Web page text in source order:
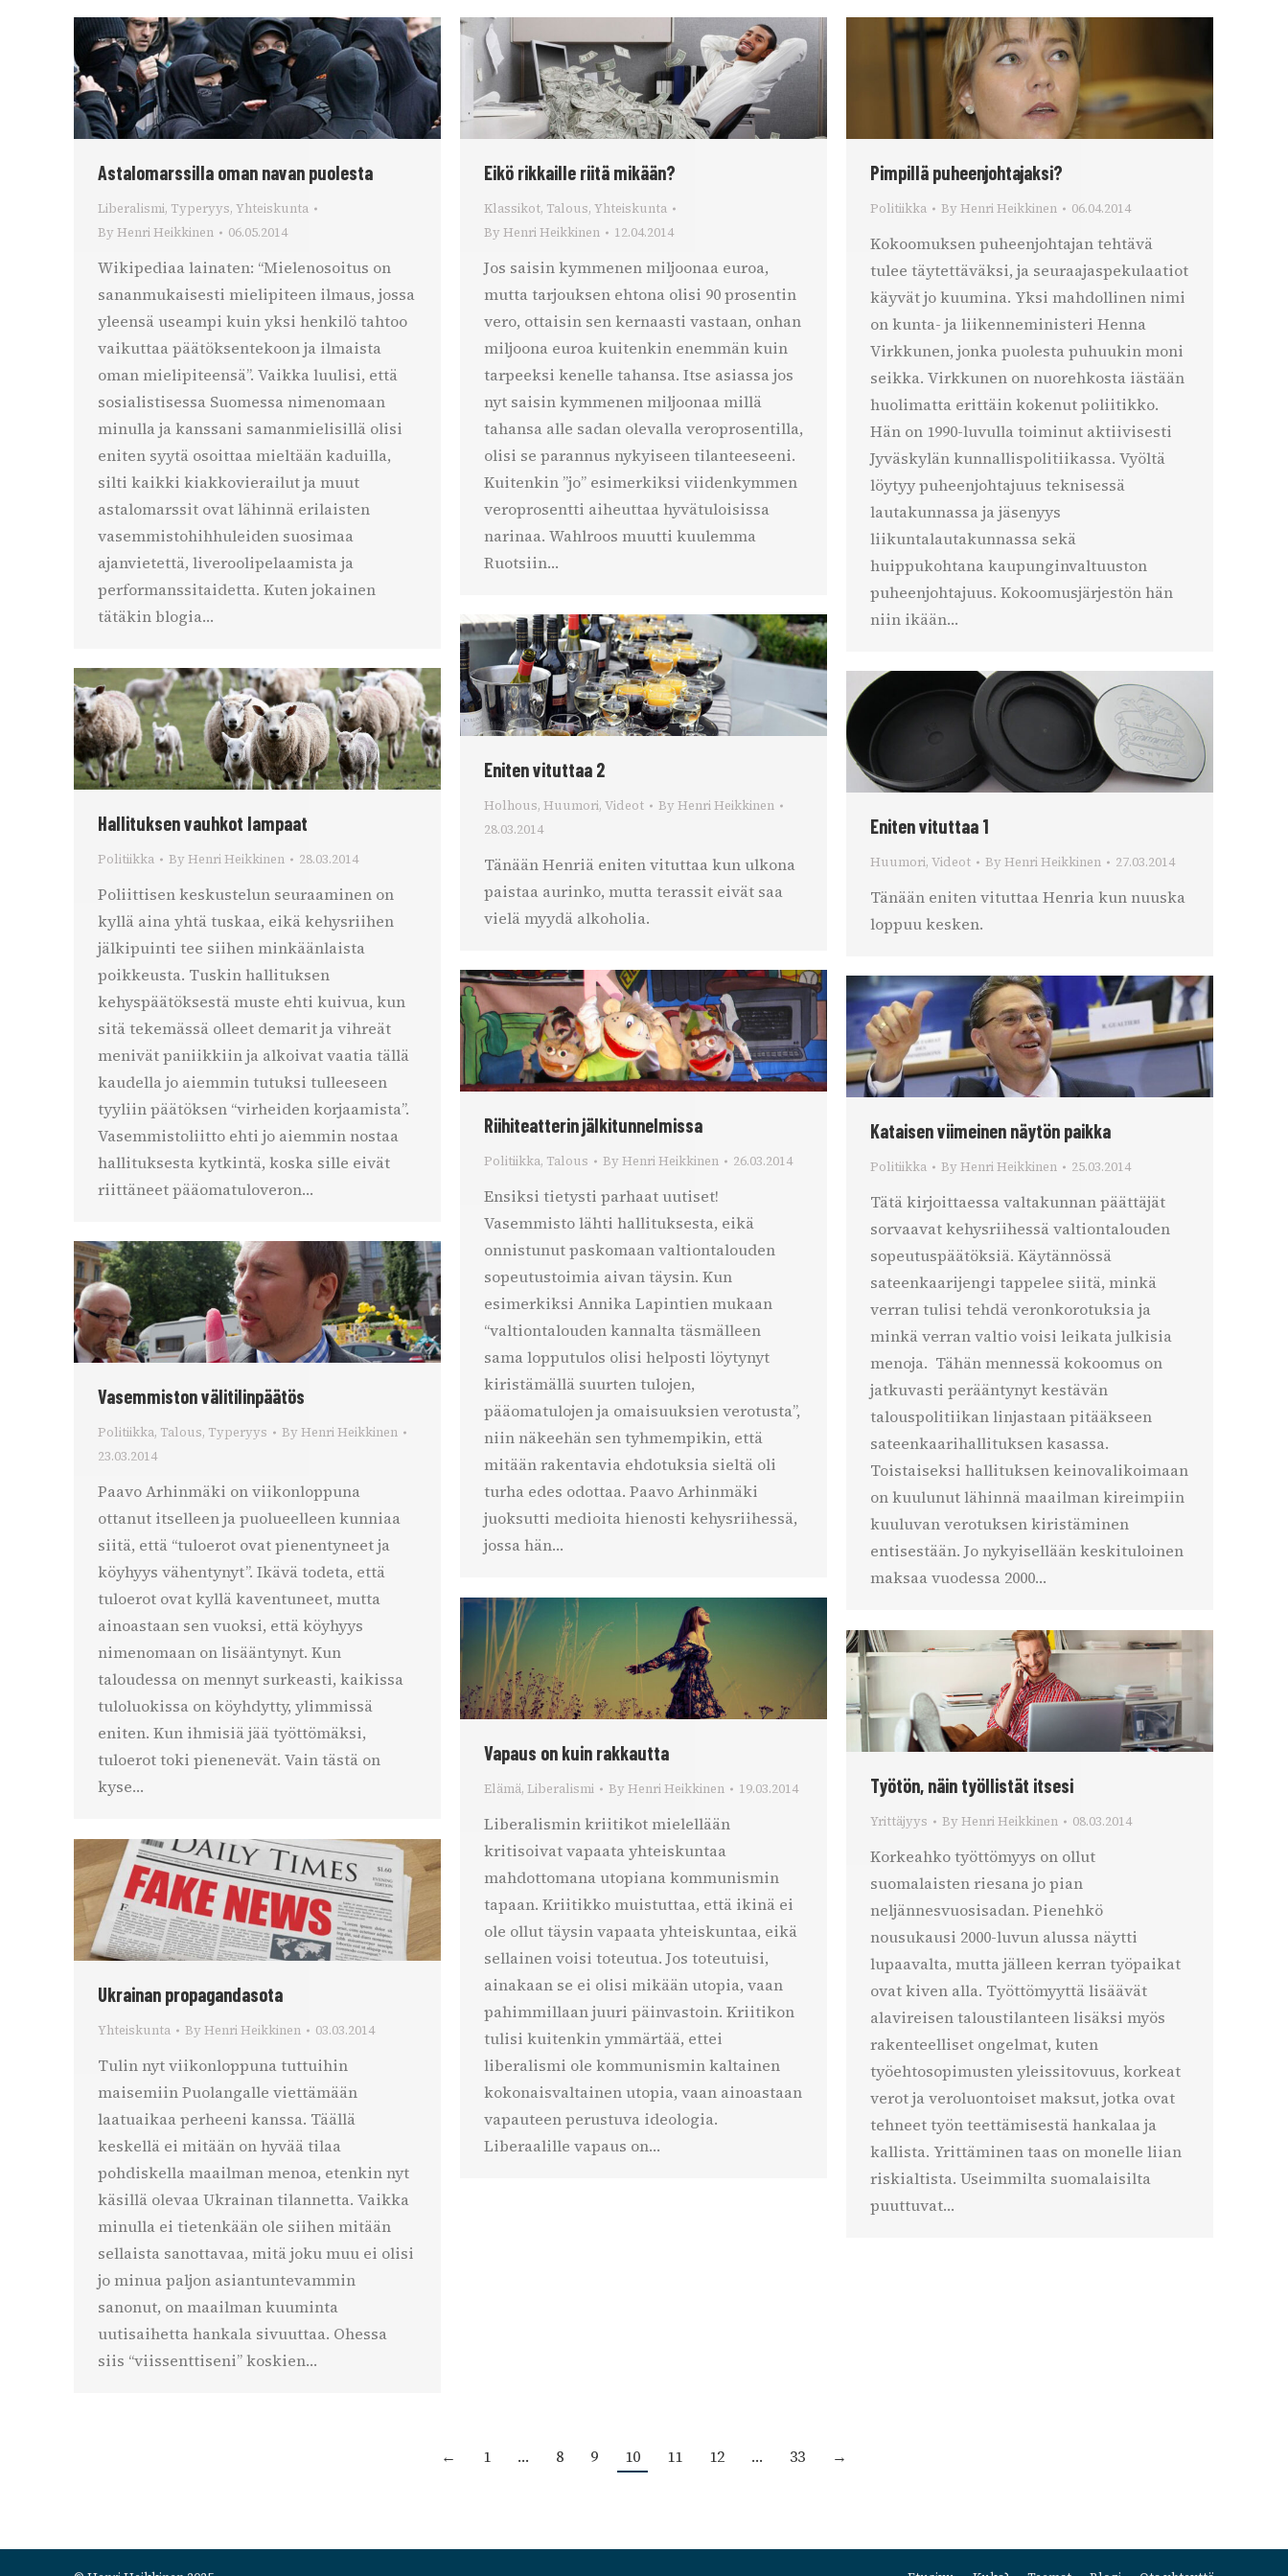
Astalomarssilla oman navan puolesta
Liberalismi, Typeryys, Yhteiskunta
By Henri Heikkinen 06.05.2014
Wikipediaa lainaten: “Mielenosoitus on
sananmukaisesti mielipiteen ilmaus, jossa
yleensä useampi kuin yksi henkilö tahtoo
vaikuttaa päätöksentekoon ja ilmaista
oman mielipiteensä”. Vaikka luulisi, että
sosialistisessa Suomessa nimenomaan
minulla ja kanssani samanmielisillä olisi
eniten syytä osoittaa mieltään kaduilla,
silti kaikki kiakkovierailut ja muut
astalomarssit ovat lähinnä erilaisten
vasemmistohihhuleiden suosimaa
ajanvietettä, liveroolipelaamista ja
performanssitaidetta. Kuten jokainen
tätäkin blogia…
Eikö rikkaille riitä mikään?
Klassikot, Talous, Yhteiskunta
By Henri Heikkinen 12.04.2014
Jos saisin kymmenen miljoonaa euroa,
mutta tarjouksen ehtona olisi 90 prosentin
vero, ottaisin sen kernaasti vastaan, onhan
miljoona euroa kuitenkin enemmän kuin
tarpeeksi kenelle tahansa. Itse asiassa jos
nyt saisin kymmenen miljoonaa millä
tahansa alle sadan olevalla veroprosentilla,
olisi se parannus nykyiseen tilanteeseeni.
Kuitenkin ”jo” esimerkiksi viidenkymmen
veroprosentti aiheuttaa hyvätuloisissa
narinaa. Wahlroos muutti kuulemma
Ruotsiin…
Pimpillä puheenjohtajaksi?
Politiikka By Henri Heikkinen 06.04.2014
Kokoomuksen puheenjohtajan tehtävä
tulee täytettäväksi, ja seuraajaspekulaatiot
käyvät jo kuumina. Yksi mahdollinen nimi
on kunta- ja liikenneministeri Henna
Virkkunen, jonka puolesta puhuukin moni
seikka. Virkkunen on nuorehkosta iästään
huolimatta erittäin kokenut poliitikko.
Hän on 1990-luvulla toiminut aktiivisesti
Jyväskylän kunnallispolitiikassa. Vyöltä
löytyy puheenjohtajuus teknisessä
lautakunnassa ja jäsenyys
liikuntalautakunnassa sekä
huippukohtana kaupunginvaltuuston
puheenjohtajuus. Kokoomusjärjestön hän
niin ikään…
Eniten vituttaa 2
Holhous, Huumori, Videot By Henri Heikkinen
28.03.2014
Tänään Henriä eniten vituttaa kun ulkona
paistaa aurinko, mutta terassit eivät saa
vielä myydä alkoholia.
Hallituksen vauhkot lampaat
Politiikka By Henri Heikkinen 28.03.2014
Poliittisen keskustelun seuraaminen on
kyllä aina yhtä tuskaa, eikä kehysriihen
jälkipuinti tee siihen minkäänlaista
poikkeusta. Tuskin hallituksen
kehyspäätöksestä muste ehti kuivua, kun
sitä tekemässä olleet demarit ja vihreät
menivät paniikkiin ja alkoivat vaatia tällä
kaudella jo aiemmin tutuksi tulleeseen
tyyliin päätöksen “virheiden korjaamista”.
Vasemmistoliitto ehti jo aiemmin nostaa
hallituksesta kytkintä, koska sille eivät
riittäneet pääomatuloveron…
Eniten vituttaa 1
Huumori, Videot By Henri Heikkinen 27.03.2014
Tänään eniten vituttaa Henria kun nuuska
loppuu kesken.
Riihiteatterin jälkitunnelmissa
Politiikka, Talous By Henri Heikkinen 26.03.2014
Ensiksi tietysti parhaat uutiset!
Vasemmisto lähti hallituksesta, eikä
onnistunut paskomaan valtiontalouden
sopeutustoimia aivan täysin. Kun
esimerkiksi Annika Lapintien mukaan
“valtiontalouden kannalta täsmälleen
sama lopputulos olisi helposti löytynyt
kiristämällä suurten tulojen,
pääomatulojen ja omaisuuksien verotusta”,
niin näkeehän sen tyhmempikin, että
mitään rakentavia ehdotuksia sieltä oli
turha edes odottaa. Paavo Arhinmäki
juoksutti medioita hienosti kehysriihessä,
jossa hän…
Kataisen viimeinen näytön paikka
Politiikka By Henri Heikkinen 25.03.2014
Tätä kirjoittaessa valtakunnan päättäjät
sorvaavat kehysriihessä valtiontalouden
sopeutuspäätöksiä. Käytännössä
sateenkaarijengi tappelee siitä, minkä
verran tulisi tehdä veronkorotuksia ja
minkä verran valtio voisi leikata julkisia
menoja. Tähän mennessä kokoomus on
jatkuvasti perääntynyt kestävän
talouspolitiikan linjastaan pitääkseen
sateenkaarihallituksen kasassa.
Toistaiseksi hallituksen keinovalikoimaan
on kuulunut lähinnä maailman kireimpiin
kuuluvan verotuksen kiristäminen
entisestään. Jo nykyisellään keskituloinen
maksaa vuodessa 2000…
Vasemmiston välitilinpäätös
Politiikka, Talous, Typeryys By Henri Heikkinen
23.03.2014
Paavo Arhinmäki on viikonloppuna
ottanut itselleen ja puolueelleen kunniaa
siitä, että “tuloerot ovat pienentyneet ja
köyhyys vähentynyt”. Ikävä todeta, että
tuloerot ovat kyllä kaventuneet, mutta
ainoastaan sen vuoksi, että köyhyys
nimenomaan on lisääntynyt. Kun
taloudessa on mennyt surkeasti, kaikissa
tuloluokissa on köyhdytty, ylimmissä
eniten. Kun ihmisiä jää työttömäksi,
tuloerot toki pienenevät. Vain tästä on
kyse…
Vapaus on kuin rakkautta
Elämä, Liberalismi By Henri Heikkinen 19.03.2014
Liberalismin kriitikot mielellään
kritisoivat vapaata yhteiskuntaa
mahdottomana utopiana kommunismin
tapaan. Kriitikko muistuttaa, että ikinä ei
ole ollut täysin vapaata yhteiskuntaa, eikä
sellainen voisi toteutua. Jos toteutuisi,
ainakaan se ei olisi mikään utopia, vaan
pahimmillaan juuri päinvastoin. Kriitikon
tulisi kuitenkin ymmärtää, ettei
liberalismi ole kommunismin kaltainen
kokonaisvaltainen utopia, vaan ainoastaan
vapauteen perustuva ideologia.
Liberaalille vapaus on…
Työtön, näin työllistät itsesi
Yrittäjyys By Henri Heikkinen 08.03.2014
Korkeahko työttömyys on ollut
suomalaisten riesana jo pian
neljännesvuosisadan. Pienehkö
nousukausi 2000-luvun alussa näytti
lupaavalta, mutta jälleen kerran työpaikat
ovat kiven alla. Työttömyyttä lisäävät
alavireisen taloustilanteen lisäksi myös
rakenteelliset ongelmat, kuten
työehtosopimusten yleissitovuus, korkeat
verot ja veroluontoiset maksut, jotka ovat
tehneet työn teettämisestä hankalaa ja
kallista. Yrittäminen taas on monelle liian
riskialtista. Useimmilta suomalaisilta
puuttuvat…
Ukrainan propagandasota
Yhteiskunta By Henri Heikkinen 03.03.2014
Tulin nyt viikonloppuna tuttuihin
maisemiin Puolangalle viettämään
laatuaikaa perheeni kanssa. Täällä
keskellä ei mitään on hyvää tilaa
pohdiskella maailman menoa, etenkin nyt
käsillä olevaa Ukrainan tilannetta. Vaikka
minulla ei tietenkään ole siihen mitään
sellaista sanottavaa, mitä joku muu ei olisi
jo minua paljon asiantuntevammin
sanonut, on maailman kuuminta
uutisaihetta hankala sivuuttaa. Ohessa
siis “viissenttiseni” koskien…
← 1 … 8 9 10 11 12 … 33 →